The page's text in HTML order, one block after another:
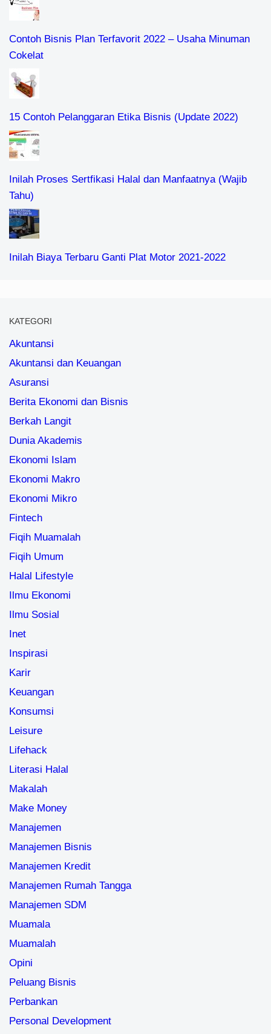
Contoh Bisnis Plan Terfavorit 2022 – Usaha Minuman
Cokelat
15 Contoh Pelanggaran Etika Bisnis (Update 2022)
Inilah Proses Sertfikasi Halal dan Manfaatnya (Wajib
Tahu)
Inilah Biaya Terbaru Ganti Plat Motor 2021-2022
KATEGORI
Akuntansi
Akuntansi dan Keuangan
Asuransi
Berita Ekonomi dan Bisnis
Berkah Langit
Dunia Akademis
Ekonomi Islam
Ekonomi Makro
Ekonomi Mikro
Fintech
Fiqih Muamalah
Fiqih Umum
Halal Lifestyle
Ilmu Ekonomi
Ilmu Sosial
Inet
Inspirasi
Karir
Keuangan
Konsumsi
Leisure
Lifehack
Literasi Halal
Makalah
Make Money
Manajemen
Manajemen Bisnis
Manajemen Kredit
Manajemen Rumah Tangga
Manajemen SDM
Muamala
Muamalah
Opini
Peluang Bisnis
Perbankan
Personal Development